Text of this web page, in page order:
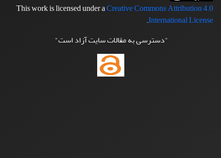
This work is licensed under aCreative Commons Attribution 4.0
International License
.
"دسترسی به مقالات سایت آزاد است"